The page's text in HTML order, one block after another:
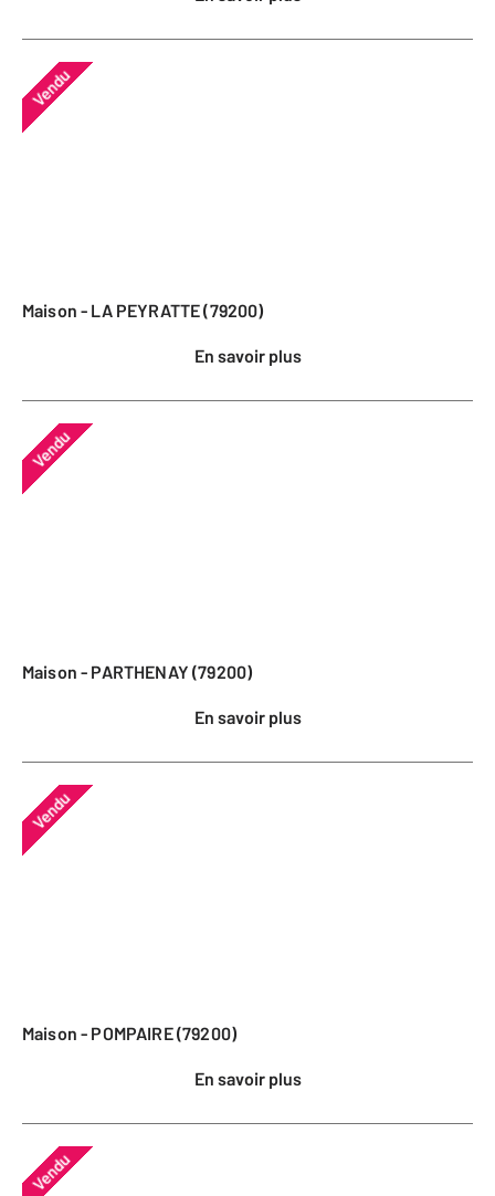
Vendu
Maison - LA PEYRATTE (79200)
En savoir plus
Vendu
Maison - PARTHENAY (79200)
En savoir plus
Vendu
Maison - POMPAIRE (79200)
En savoir plus
Vendu